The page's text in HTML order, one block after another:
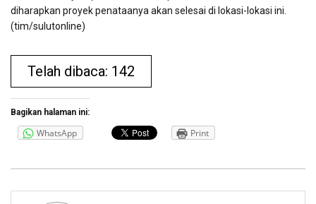
diharapkan proyek penataanya akan selesai di lokasi-lokasi ini.
(tim/sulutonline)
Telah dibaca: 142
Bagikan halaman ini:
WhatsApp Print